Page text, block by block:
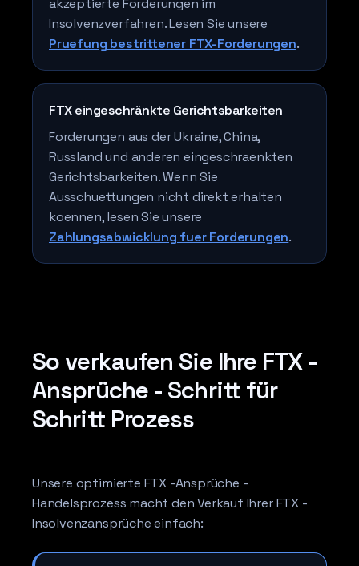
akzeptierte Forderungen im
Insolvenzverfahren. Lesen Sie unsere
Pruefung bestrittener FTX-Forderungen.
FTX eingeschränkte Gerichtsbarkeiten
Forderungen aus der Ukraine, China,
Russland und anderen eingeschraenkten
Gerichtsbarkeiten. Wenn Sie
Ausschuettungen nicht direkt erhalten
koennen, lesen Sie unsere
Zahlungsabwicklung fuer Forderungen.
So verkaufen Sie Ihre FTX -
Ansprüche - Schritt für
Schritt Prozess
Unsere optimierte FTX -Ansprüche -
Handelsprozess macht den Verkauf Ihrer FTX -
Insolvenzansprüche einfach: